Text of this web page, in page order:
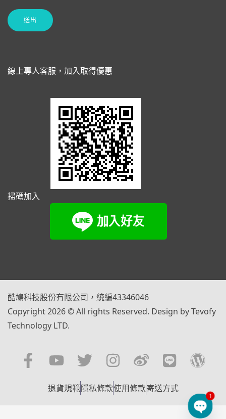
線上專人客服，加入取得優惠
掃碼加入
酷鳩科技股份有限公司，統編43346046
Copyright 2026 © All rights Reserved. Design by Tevofy
Technology LTD.
退貨規範隱私條款使用條款寄送方式
1